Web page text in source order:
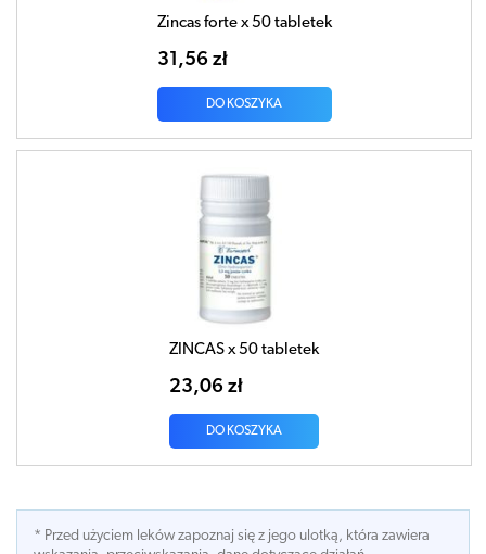
Zincas forte x 50 tabletek
31,56 zł
DO KOSZYKA
ZINCAS x 50 tabletek
23,06 zł
DO KOSZYKA
* Przed użyciem leków zapoznaj się z jego ulotką, która zawiera